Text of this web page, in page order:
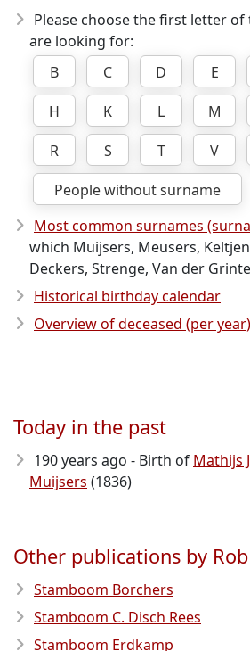
Please choose the first letter
are looking for:
B
C D E
H
K L M
R
S T V
People without surname
Most common surnames
which Muijsers, Meusers,
Deckers, Strenge, Van der
Historical birthday calendar
Overview of deceased (per year)
Today in the past
190 years ago - Birth of Mathijs
Muijsers (1836)
Other publications by
Stamboom Borchers
Stamboom C. Disch Rees
Stamboom Erdkamp